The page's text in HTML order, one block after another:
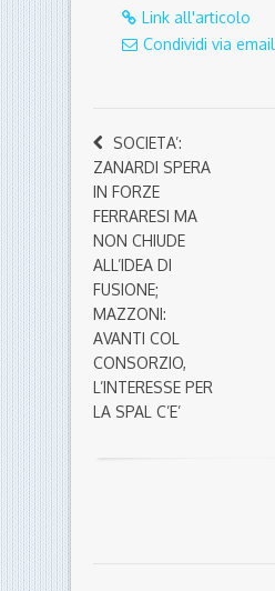
Link all'articolo
Condividi via email
SOCIETA’:
ZANARDI SPERA
IN FORZE
FERRARESI MA
NON CHIUDE
ALL’IDEA DI
FUSIONE;
MAZZONI:
AVANTI COL
CONSORZIO,
L’INTERESSE PER
LA SPAL C’E’